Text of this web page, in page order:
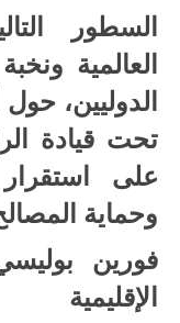
السطور
العالمية
الدوليين،
تحت قيادة
على
وحماية
فورين
الإقليمية